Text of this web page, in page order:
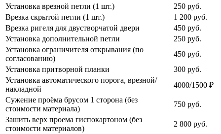
Установка врезной петли (1 шт.)
250 руб.
Врезка скрытой петли (1 шт.)
1 200 руб.
Врезка ригеля для двустворчатой двери
450 руб.
Установка дополнительной петли
250 руб.
Установка ограничителя открывания (по
согласованию)
450 руб.
Установка притворной планки
300 руб.
Установка автоматического порога, врезной/
накладной
4000/1500 ₽
Сужение проёма брусом 1 сторона (без
стоимости материала)
750 руб.
Зашить верх проема гиспокартоном (без
стоимости материалов)
2 800 руб.